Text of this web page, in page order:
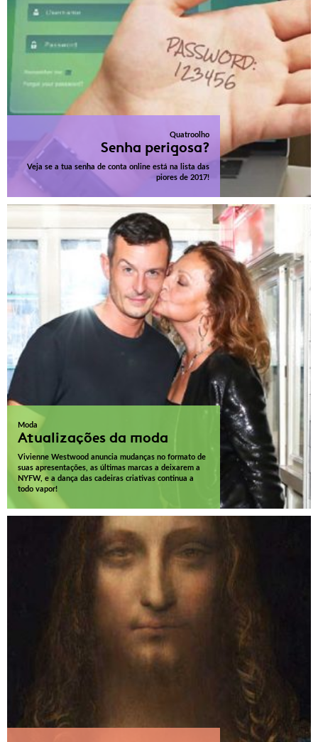
Quatroolho
Senha perigosa?
Veja se a tua senha de conta online está na lista das
piores de 2017!
Moda
Atualizações da moda
Vivienne Westwood anuncia mudanças no formato de
suas apresentações, as últimas marcas a deixarem a
NYFW, e a dança das cadeiras criativas continua a
todo vapor!